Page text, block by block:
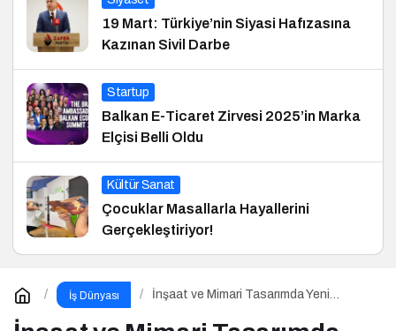
19 Mart: Türkiye’nin Siyasi Hafızasına
Kazınan Sivil Darbe
Startup
Balkan E-Ticaret Zirvesi 2025’in Marka
Elçisi Belli Oldu
Kültür Sanat
Çocuklar Masallarla Hayallerini
Gerçekleştiriyor!
İş Dünyası
İnşaat ve Mimari Tasarımda Yeni